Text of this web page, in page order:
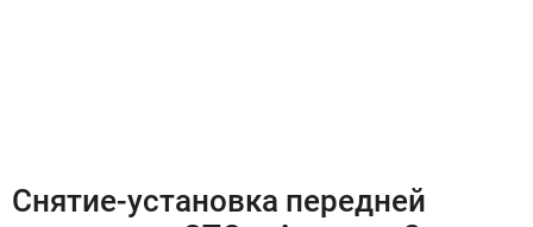
Снятие-установка передней